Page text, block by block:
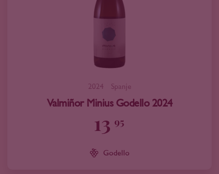
2024 Spanje
Valmiñor Minius Godello 2024
13 95
Godello